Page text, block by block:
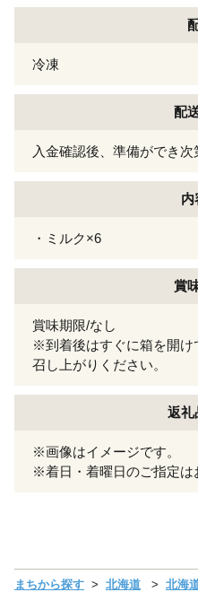
冷凍
配
入金確認後、準備ができ次
内
・ミルク×6
賞
賞味期限/なし
※到着後はすぐに箱を開け
召し上がりください。
返礼
※画像はイメージです。
※着日・着曜日のご指定は
まちから探す 北海道
北海